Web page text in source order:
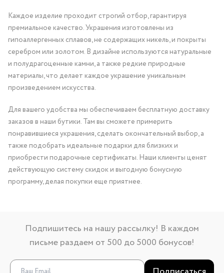
Каждое изделие проходит строгий отбор, гарантируя
премиальное качество. Украшения изготовлены из
гипоаллергенных сплавов, не содержащих никель, и покрыты
серебром или золотом. В дизайне используются натуральные
и полудрагоценные камни, а также редкие природные
материалы, что делает каждое украшение уникальным
произведением искусства.
Для вашего удобства мы обеспечиваем бесплатную доставку
заказов в наши бутики. Там вы сможете примерить
понравившиеся украшения, сделать окончательный выбор, а
также подобрать идеальные подарки для близких и
приобрести подарочные сертификаты. Наши клиенты ценят
действующую систему скидок и выгодную бонусную
программу, делая покупки еще приятнее.
Подпишитесь на нашу рассылку! В каждом
письме раздаем от 500 до 5000 бонусов!